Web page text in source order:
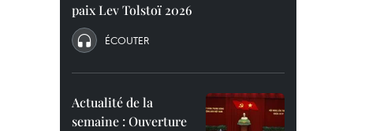
paix Lev Tolstoï 2026
ÉCOUTER
Actualité de la
semaine : Ouverture